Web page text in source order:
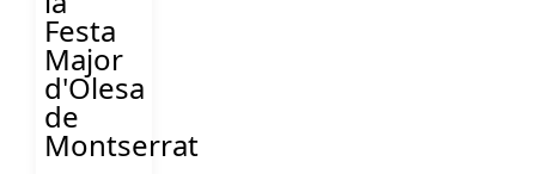
Festa
Major
d'Olesa
de
Montserrat